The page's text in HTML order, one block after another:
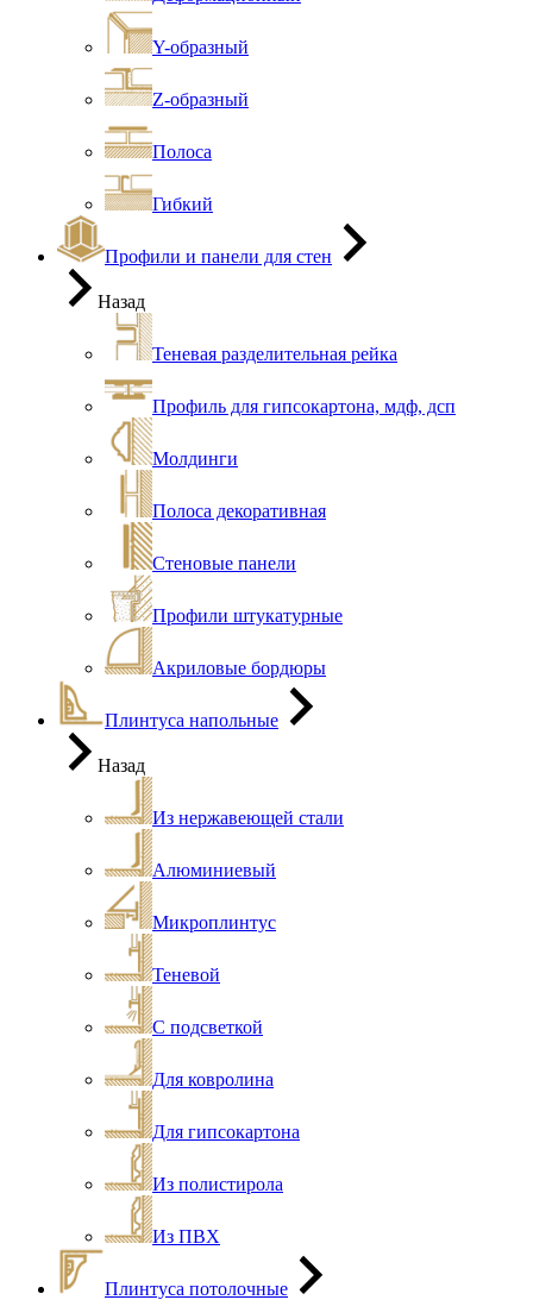
Y-образный
Z-образный
Полоса
Гибкий
Профили и панели для стен
Назад
Теневая разделительная рейка
Профиль для гипсокартона, мдф, дсп
Молдинги
Полоса декоративная
Стеновые панели
Профили штукатурные
Акриловые бордюры
Плинтуса напольные
Назад
Из нержавеющей стали
Алюминиевый
Микроплинтус
Теневой
С подсветкой
Для ковролина
Для гипсокартона
Из полистирола
Из ПВХ
Плинтуса потолочные